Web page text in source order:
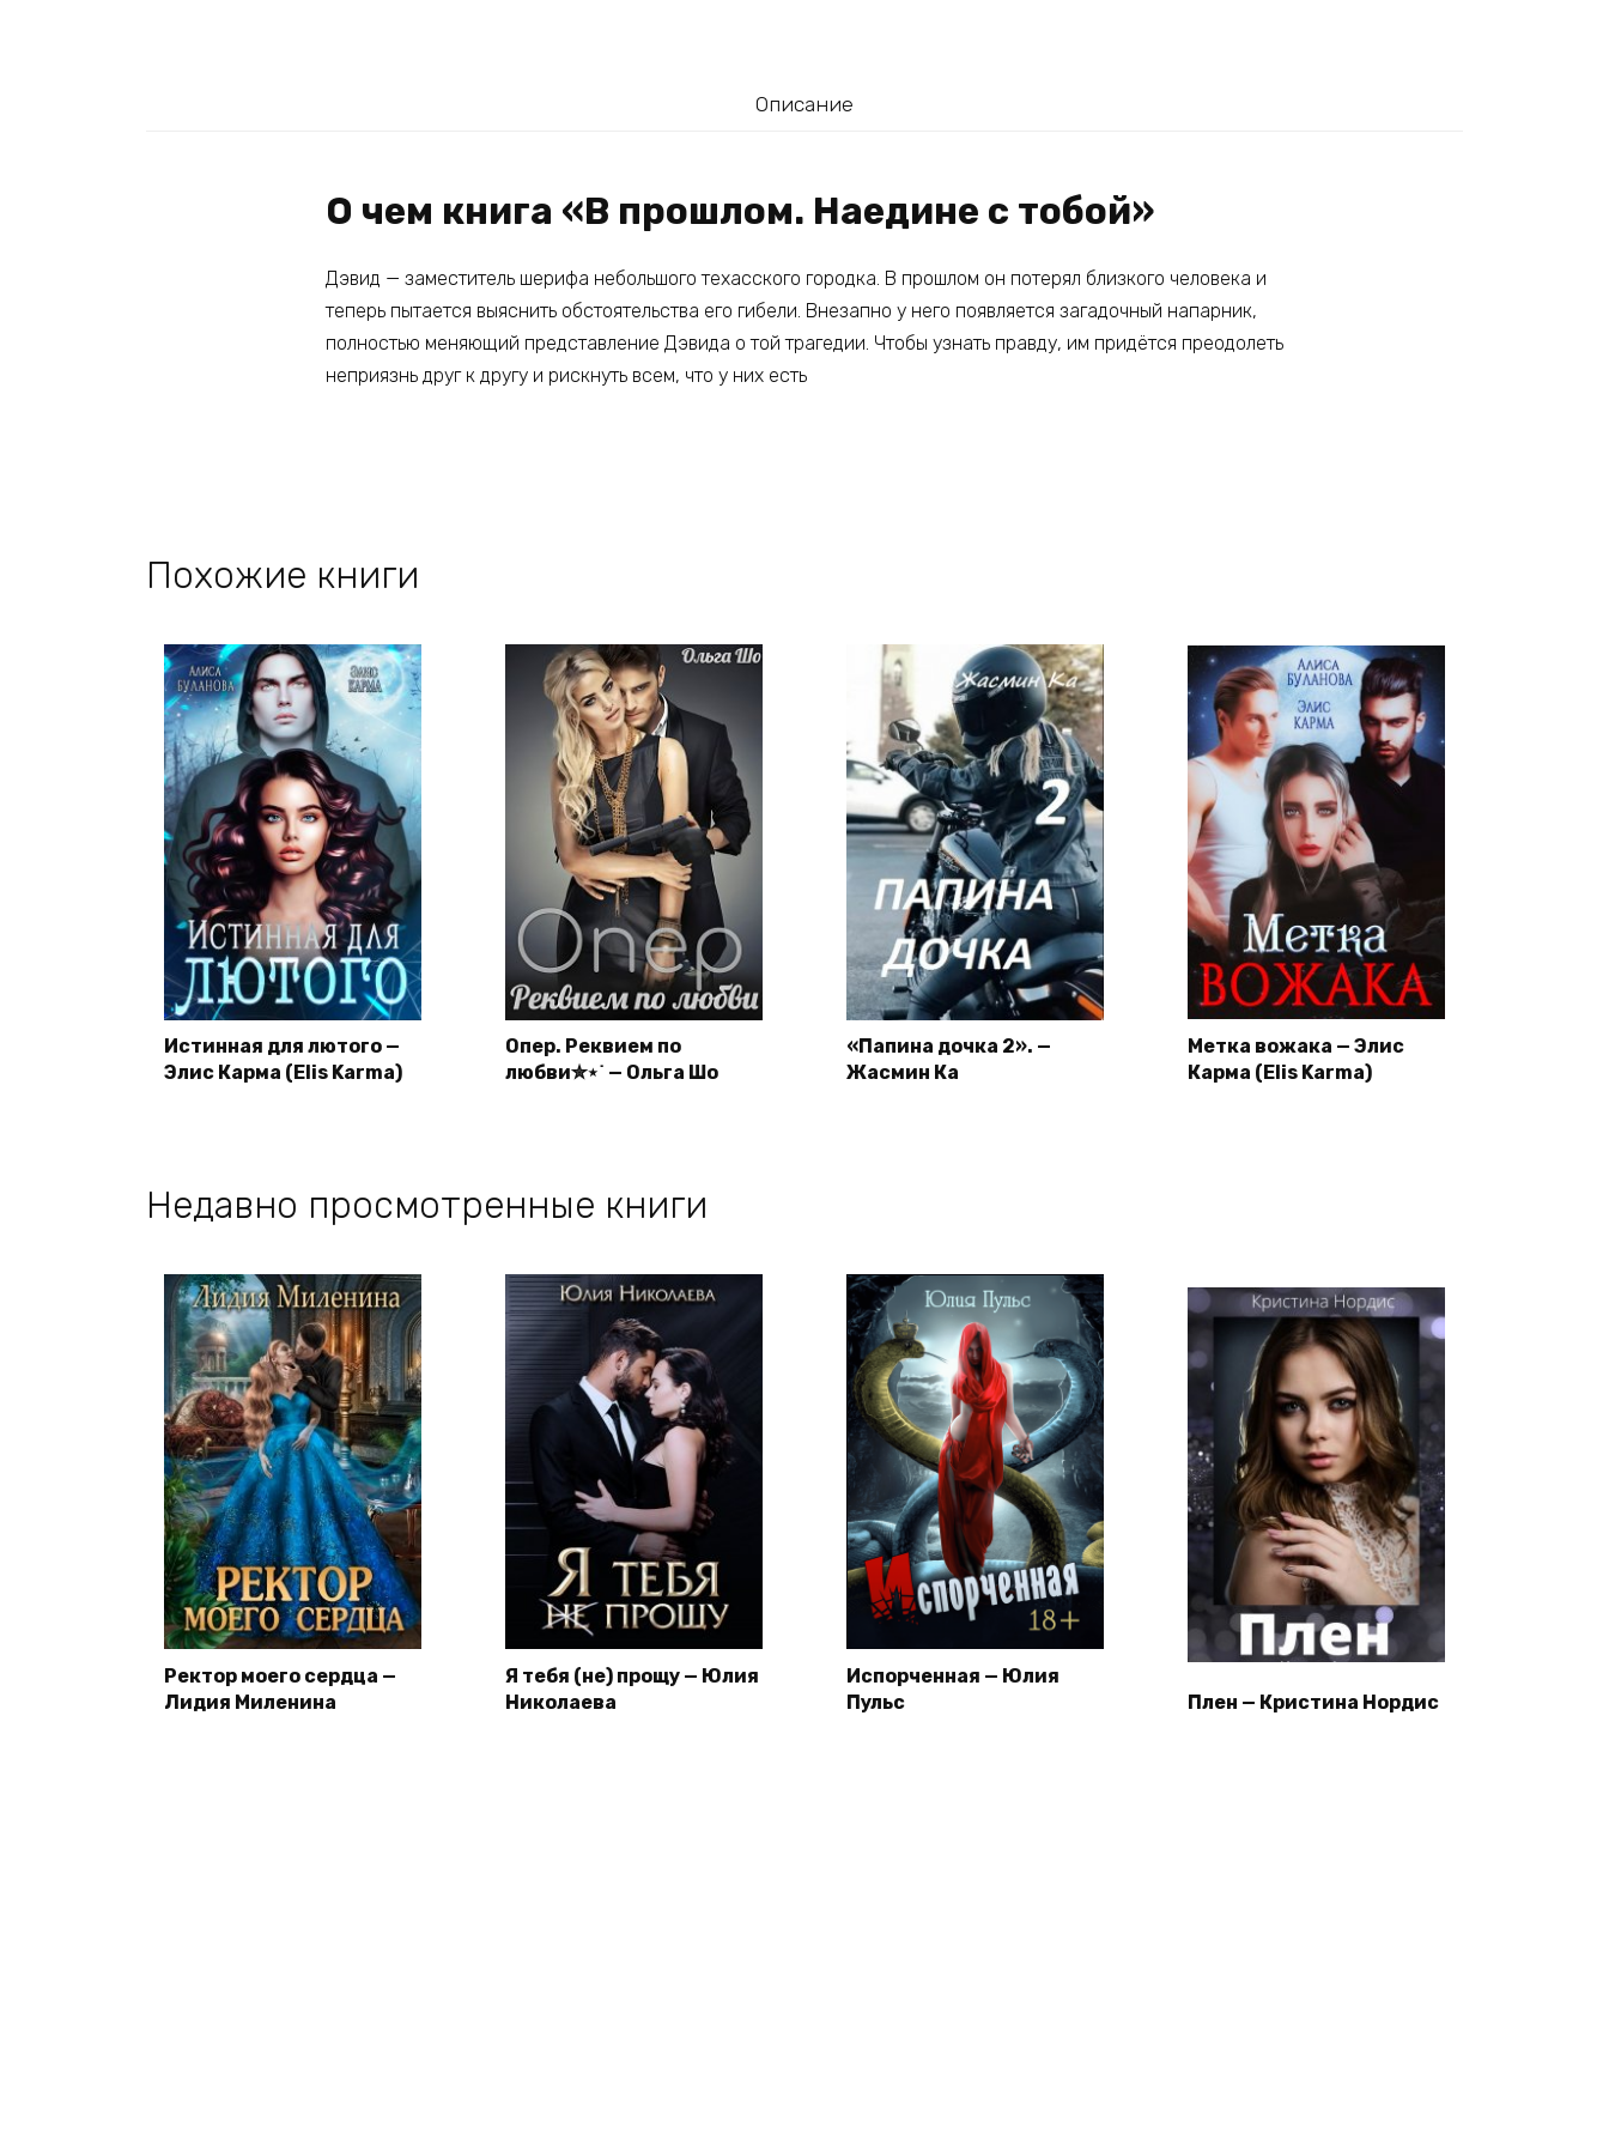
Описание
О чем книга «В прошлом. Наедине с тобой»
Дэвид — заместитель шерифа небольшого техасского городка. В прошлом он потерял близкого человека и
теперь пытается выяснить обстоятельства его гибели. Внезапно у него появляется загадочный напарник,
полностью меняющий представление Дэвида о той трагедии. Чтобы узнать правду, им придётся преодолеть
неприязнь друг к другу и рискнуть всем, что у них есть
Похожие книги
Истинная для лютого —
Элис Карма (Elis Karma)
Опер. Реквием по
любви✮⋆˙ — Ольга Шо
«Папина дочка 2». —
Жасмин Ка
Метка вожака — Элис
Карма (Elis Karma)
Недавно просмотренные книги
Ректор моего сердца —
Лидия Миленина
Я тебя (не) прощу — Юлия
Николаева
Испорченная — Юлия
Пульс
Плен — Кристина Нордис